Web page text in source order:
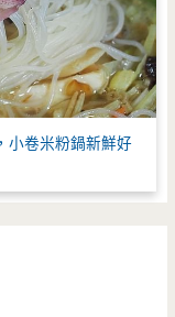
小卷米粉鍋新鮮好